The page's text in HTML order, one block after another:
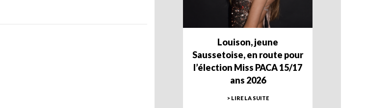
Louison, jeune
Saussetoise, en route pour
l’élection Miss PACA 15/17
ans 2026
> LIRE LA SUITE